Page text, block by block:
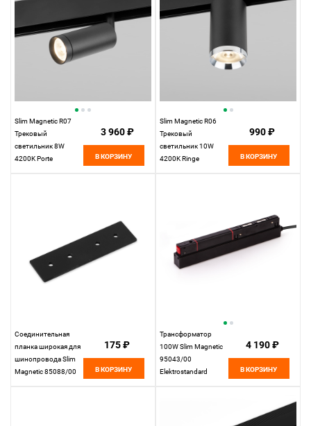
Slim Magnetic R07
Трековый
светильник 8W
4200K Porte
3 960 ₽
В КОРЗИНУ
Slim Magnetic R06
Трековый
светильник 10W
4200K Ringe
990 ₽
В КОРЗИНУ
Соединительная
планка широкая для
шинопровода Slim
Magnetic 85088/00
175 ₽
В КОРЗИНУ
Трансформатор
100W Slim Magnetic
95043/00
Elektrostandard
4 190 ₽
В КОРЗИНУ